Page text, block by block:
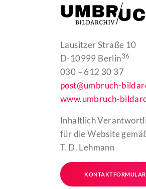
Lausitzer Straße 10
D-10999 Berlin36
030 – 612 30 37
post@umbruch-
www.umbruch-
Inhaltlich
für die Website
T. D. Lehmann